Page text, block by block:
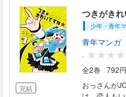
完結
つきがき
少年・青年
青年マンガ
-
全2巻
792
おっさんが